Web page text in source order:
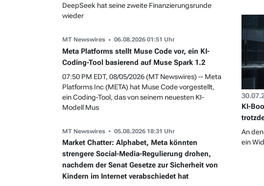
KI-
An
ein
DeepSeek hat seine zweite Finanzierungsrunde
wieder
MT Newswires 06.08.2026 01:51 Uhr
Meta Platforms stellt Muse Code vor, ein KI-
Coding-Tool basierend auf Muse Spark 1.2
07:50 PM EDT, 08/05/2026 (MT Newswires) -- Meta
Platforms Inc (META) hat Muse Code vorgestellt,
ein Coding-Tool, das von seinem neuesten KI-
Modell Mus
MT Newswires 05.08.2026 18:31 Uhr
Market Chatter: Alphabet, Meta könnten
strengere Social-Media-Regulierung drohen,
nachdem der Senat Gesetze zur Sicherheit von
Kindern im Internet verabschiedet hat